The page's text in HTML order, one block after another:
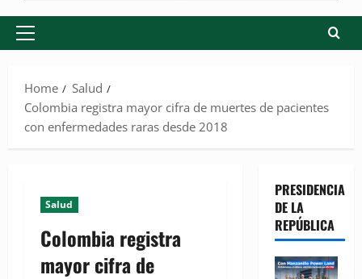
Primary
Home
Salud
Colombia registra mayor cifra de muertes de pacientes
con enfermedades raras desde 2018
Salud
Colombia registra
mayor cifra de
PRESIDENCIA
DE LA
REPÚBLICA